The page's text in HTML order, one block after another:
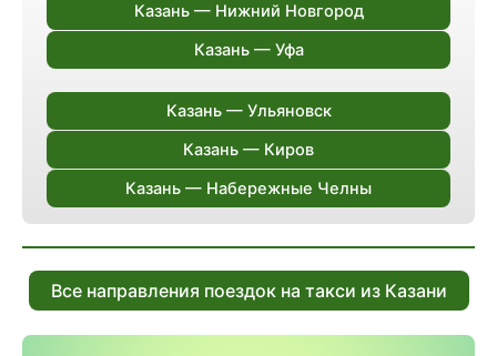
Казань — Нижний Новгород
Казань — Уфа
Казань — Ульяновск
Казань — Киров
Казань — Набережные Челны
Все направления поездок на такси из Казани